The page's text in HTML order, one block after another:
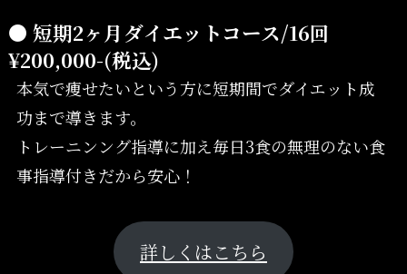
● 短期2ヶ月ダイエットコース/16回
¥200,000-(税込)
本気で痩せたいという方に短期間でダイエット成
功まで導きます。
トレーニンング指導に加え毎日3食の無理のない食
事指導付きだから安心！
詳しくはこちら